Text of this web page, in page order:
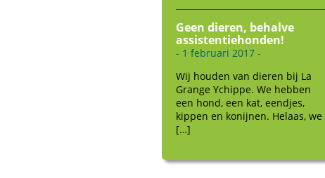
Geen dieren, behalve
assistentiehonden!
- 1 februari 2017 -
Wij houden van dieren bij La
Grange Ychippe. We hebben
een hond, een kat, eendjes,
kippen en konijnen. Helaas, we
[…]